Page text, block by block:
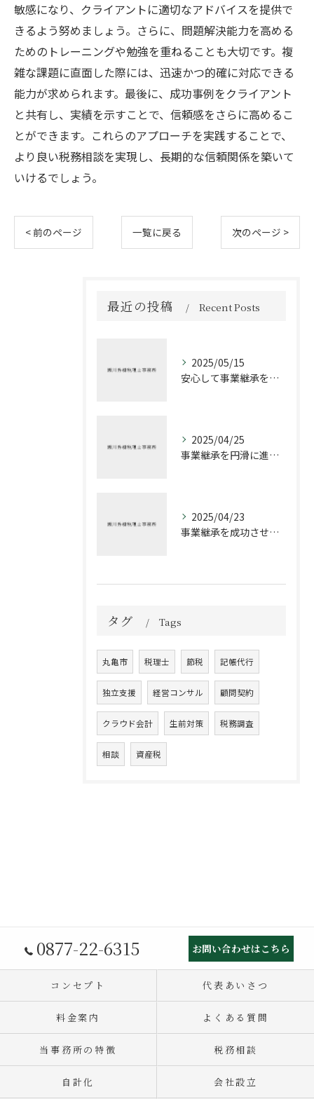
敏感になり、クライアントに適切なアドバイスを提供で
きるよう努めましょう。さらに、問題解決能力を高める
ためのトレーニングや勉強を重ねることも大切です。複
雑な課題に直面した際には、迅速かつ的確に対応できる
能力が求められます。最後に、成功事例をクライアント
と共有し、実績を示すことで、信頼感をさらに高めるこ
とができます。これらのアプローチを実践することで、
より良い税務相談を実現し、長期的な信頼関係を築いて
いけるでしょう。
< 前のページ 一覧に戻る 次のページ >
最近の投稿 Recent Posts
2025/05/15
安心して事業継承を進める方法
2025/04/25
事業継承を円滑に進めるための税理士の役割
2025/04/23
事業継承を成功させるための税務戦略
タグ Tags
丸亀市 税理士 節税 記帳代行
独立支援 経営コンサル 顧問契約
クラウド会計 生前対策 税務調査
相談 資産税
0877-22-6315 お問い合わせはこちら
コンセプト 代表あいさつ
料金案内 よくある質問
当事務所の特徴 税務相談
自計化 会社設立